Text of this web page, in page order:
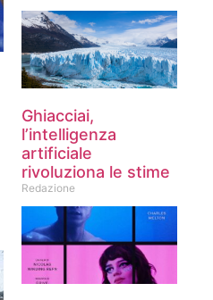
Ghiacciai,
l’intelligenza
artificiale
rivoluziona le stime
Redazione